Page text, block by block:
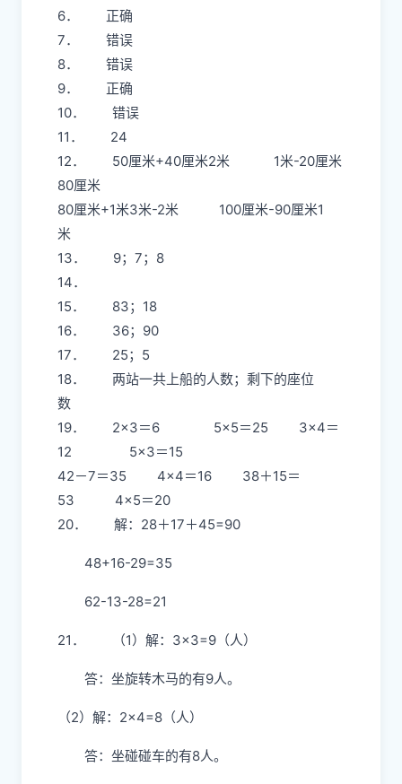
6． 正确
7． 错误
8． 错误
9． 正确
10． 错误
11． 24
12． 50厘米+40厘米2米 1米-20厘米
80厘米
80厘米+1米3米-2米 100厘米-90厘米1
米
13． 9；7；8
14．
15． 83；18
16． 36；90
17． 25；5
18． 两站一共上船的人数；剩下的座位
数
19． 2×3＝6 5×5＝25 3×4＝
12 5×3＝15
42－7＝35 4×4＝16 38＋15＝
53 4×5＝20
20． 解：28＋17＋45=90
48+16-29=35
62-13-28=21
21． （1）解：3×3=9（人）
答：坐旋转木马的有9人。
（2）解：2×4=8（人）
答：坐碰碰车的有8人。